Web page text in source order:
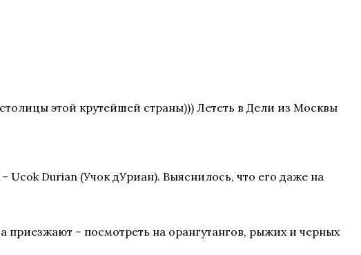
этой крутейшей страны))) Лететь в Дели из Москвы
Ucok Durian (Учок дУриан). Выяснилось, что его даже на
– посмотреть на орангутангов, рыжих и черных